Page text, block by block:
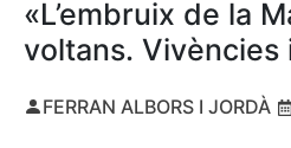
«L’embruix de la
voltans. Vivències
FERRAN ALBORS I JORDÀ